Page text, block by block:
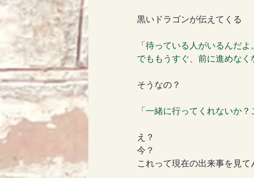
黒いドラゴンが伝えてくる
「待っている人がいるんだよ。
でももうすぐ、前に進めなく
そうなの？
「一緒に行ってくれないか？
え？
今？
これって現在の出来事を見て